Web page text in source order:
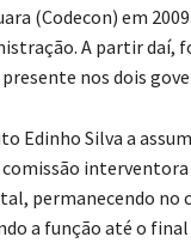
(Codecon) em
A partir daí,
nos dois
Edinho Silva a
permanecendo no
a função até o final